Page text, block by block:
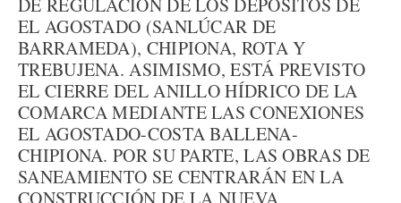
DE REGULACIÓN DE LOS DEPÓSITOS DE
EL AGOSTADO (SANLÚCAR DE
BARRAMEDA), CHIPIONA, ROTA Y
TREBUJENA. ASIMISMO, ESTÁ PREVISTO
EL CIERRE DEL ANILLO HÍDRICO DE LA
COMARCA MEDIANTE LAS CONEXIONES
EL AGOSTADO-COSTA BALLENA-
CHIPIONA. POR SU PARTE, LAS OBRAS DE
SANEAMIENTO SE CENTRARÁN EN LA
CONSTRUCCIÓN DE LA NUEVA